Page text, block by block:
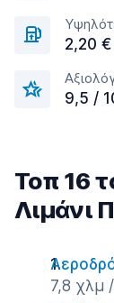
2,20
9,5 /
Τοπ 16
Λιμάνι
7,8 χλμ